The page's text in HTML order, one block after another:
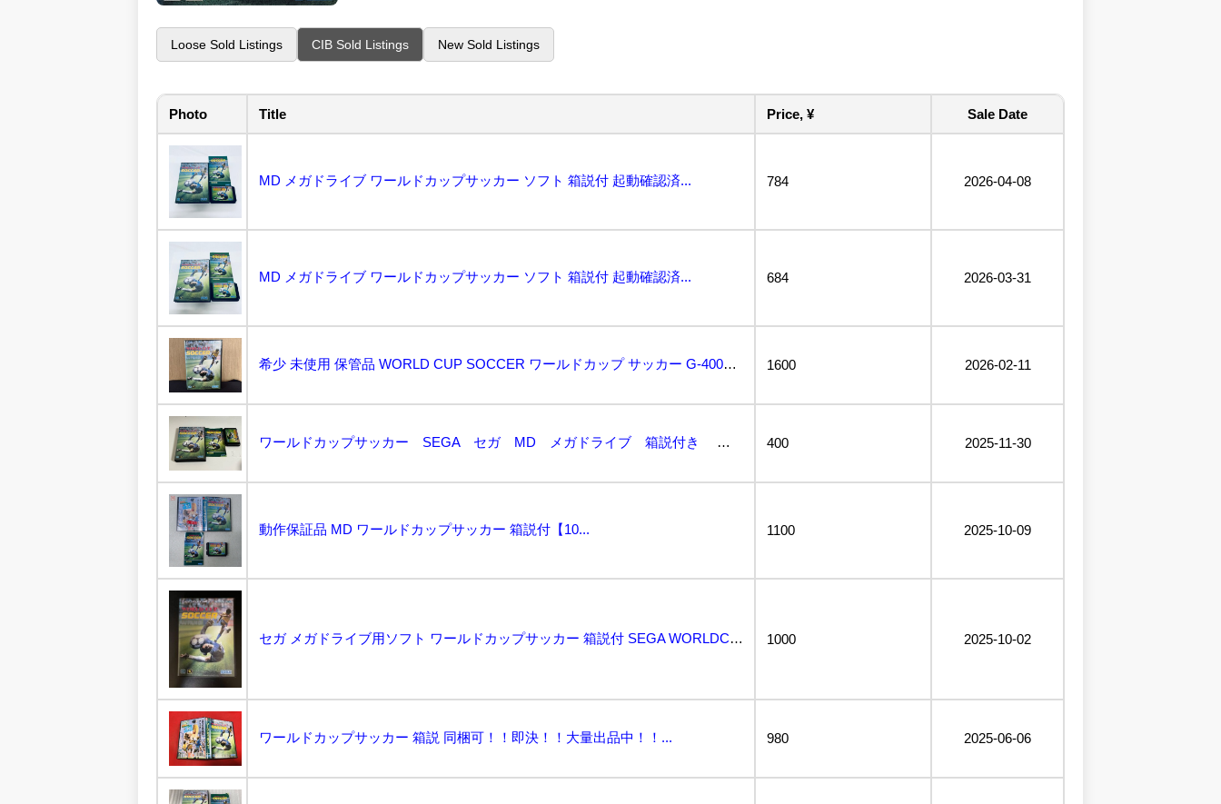
Loose Sold Listings CIB Sold Listings New Sold Listings
Photo Title Price, ¥ Sale Date
MD メガドライブ ワールドカップサッカー ソフト 箱説付 起動確認済... 784 2026-04-08
MD メガドライブ ワールドカップサッカー ソフト 箱説付 起動確認済... 684 2026-03-31
希少 未使用 保管品 WORLD CUP SOCCER ワールドカップ サッカー G-4009 MD... 1600 2026-02-11
ワールドカップサッカー SEGA セガ MD メガドライブ 箱説付き 接点洗浄済 起動OK SAK... 400 2025-11-30
動作保証品 MD ワールドカップサッカー 箱説付【10... 1100 2025-10-09
セガ メガドライブ用ソフト ワールドカップサッカー 箱説付 SEGA WORLDCUP SUCCER... 1000 2025-10-02
ワールドカップサッカー 箱説 同梱可！！即決！！大量出品中！！... 980 2025-06-06